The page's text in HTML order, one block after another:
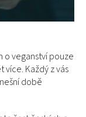
o veganství pouze
Každý z vás
době